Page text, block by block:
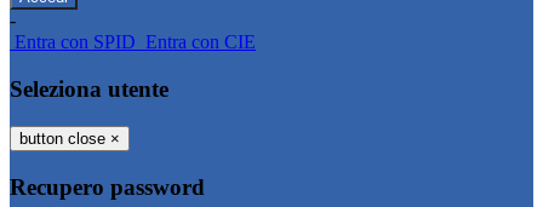
-
Entra con SPID Entra con CIE
Seleziona utente
button close ×
Recupero password